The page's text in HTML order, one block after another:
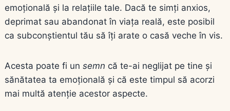
emoțională și la relațiile tale. Dacă te simți anxios,
deprimat sau abandonat în viața reală, este posibil
ca subconștientul tău să îți arate o casă veche în vis.
Acesta poate fi un semn că te-ai neglijat pe tine și
sănătatea ta emoțională și că este timpul să acorzi
mai multă atenție acestor aspecte.